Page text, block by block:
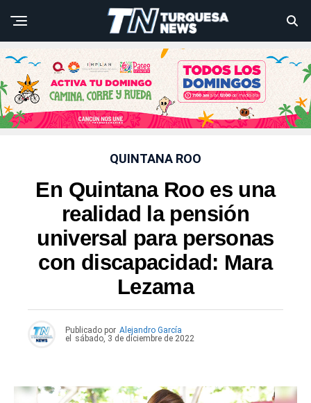
QUINTANA ROO
En Quintana Roo es una
realidad la pensión
universal para personas
con discapacidad: Mara
Lezama
Publicado por Alejandro García
el
sábado, 3 de diciembre de 2022